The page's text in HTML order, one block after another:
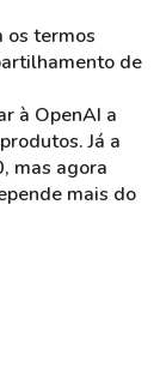
os termos
de
à OpenAI a
Já a
mas agora
mais do